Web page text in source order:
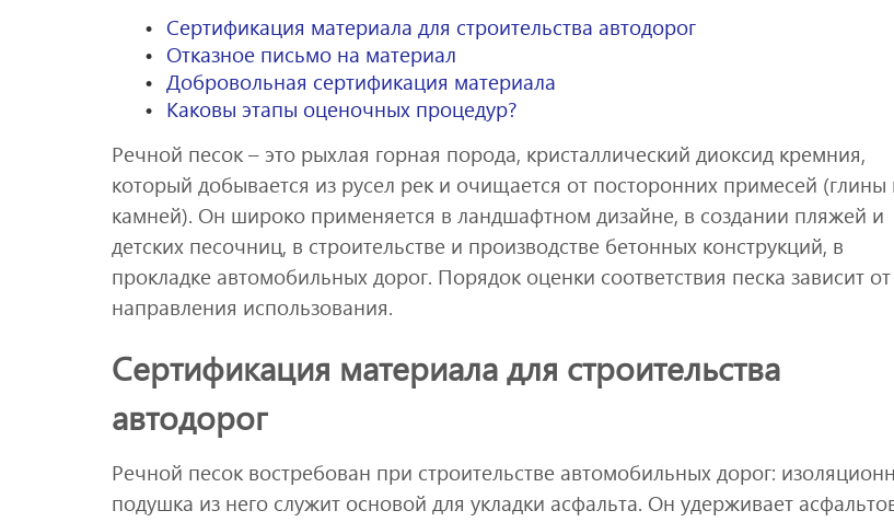
Сертификация материала для строительства автодорог
Отказное письмо на материал
Добровольная сертификация материала
Каковы этапы оценочных процедур?
Речной песок – это рыхлая горная порода, кристаллический диоксид кремния,
который добывается из русел рек и очищается от посторонних примесей (глины
камней). Он широко применяется в ландшафтном дизайне, в создании пляжей и
детских песочниц, в строительстве и производстве бетонных конструкций, в
прокладке автомобильных дорог. Порядок оценки соответствия песка зависит от
направления использования.
Сертификация материала для строительства
автодорог
Речной песок востребован при строительстве автомобильных дорог:
подушка из него служит основой для укладки асфальта. Он удерживает